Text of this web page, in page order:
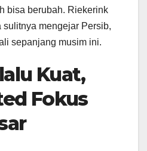
bisa berubah. Riekerink
sulitnya mengejar Persib,
sepanjang musim ini.
Kuat,
Fokus